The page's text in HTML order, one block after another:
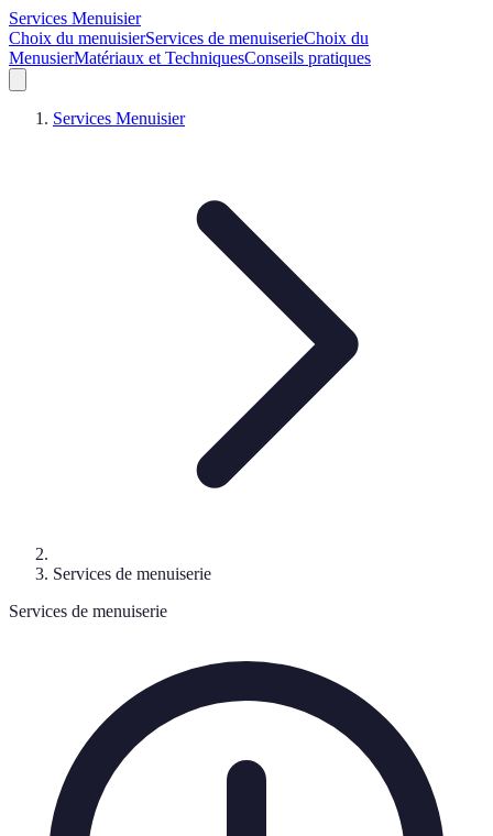
Services Menuisier
Choix du menuisierServices de menuiserieChoix du
MenusierMatériaux et TechniquesConseils pratiques
Services Menuisier
Services de menuiserie
Services de menuiserie